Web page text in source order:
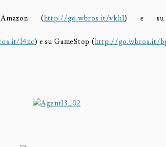
(http://go.wbros.it/vkh1) e su
l4nc) e su GameStop (http://go.wbros.it/